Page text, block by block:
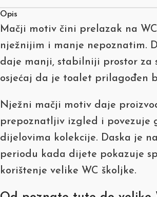
Opis
Mačji motiv čini prelazak na
nježnijim i manje nepoznatim.
daje manji, stabilniji prostor za
osjećaj da je toalet prilagođen
Nježni mačji motiv daje
prepoznatljiv izgled i povezuje
dijelovima kolekcije. Daska je
periodu kada dijete pokazuje
korištenje velike WC školjke.